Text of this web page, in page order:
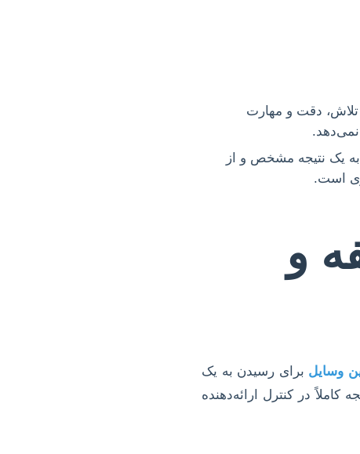
تلاش، دقت و مهارت
یک نتیجه مشخص و از
است.
و
وسایل برای رسیدن به یک
در کنترل ارائه‌دهنده